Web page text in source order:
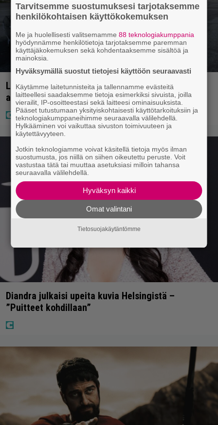
Laulaja Mirellan rantakuvat ovat täynnä lomaa,
aurinkoa ja iloa
Diandra julkaisi upeita kuvia Helsingistä –
”Puitteet kohdillaan”
Tarvitsemme suostumuksesi tarjotaksemme
henkilökohtaisen käyttökokemuksen
Me ja huolellisesti valitsemamme88 teknologiakumppania
hyödynnämme henkilötietoja tarjotaksemme paremman
käyttäjäkokemuksen sekä kohdentaaksemme sisältöä ja
mainoksia.
Hyväksymällä suostut tietojesi käyttöön seuraavasti
Käytämme laitetunnisteita ja tallennamme evästeitä
laitteellesi saadaksemme tietoja esimerkiksi sivuista, joilla
vierailit, IP-osoitteestasi sekä laitteesi ominaisuuksista.
Pääset tutustumaan yksityiskohtaisesti käyttötarkoituksiin ja
teknologiakumppaneihimme seuraavalla välilehdellä.
Hylkääminen voi vaikuttaa sivuston toimivuuteen ja
käytettävyyteen.
Jotkin teknologiamme voivat käsitellä tietoja myös ilman
suostumusta, jos niillä on siihen oikeutettu peruste. Voit
vastustaa tätä tai muuttaa asetuksiasi milloin tahansa
seuraavalla välilehdellä.
Hyväksyn kaikki
Omat valintani
Tietosuojakäytäntömme